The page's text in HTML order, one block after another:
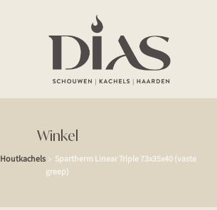
Winkel
Houtkachels
Spartherm Linear Triple 73x35x40 (vaste
greep)